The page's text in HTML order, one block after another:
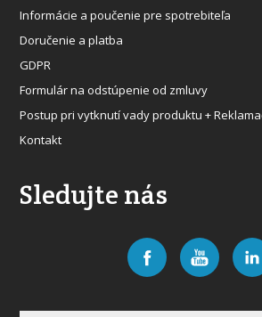
Informácie a poučenie pre spotrebiteľa
Doručenie a platba
GDPR
Formulár na odstúpenie od zmluvy
Postup pri vytknutí vady produktu +
Kontakt
Sledujte nás